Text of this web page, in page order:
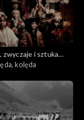
zwyczaje i sztuka
kolęda